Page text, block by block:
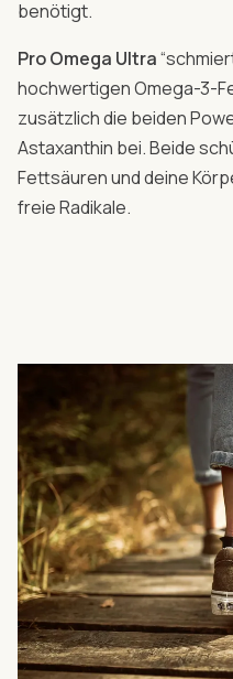
benötigt.
Pro Omega Ultra
hochwertigen Omega-3-
zusätzlich die beiden
Astaxanthin bei. Beide
Fettsäuren und deine
freie Radikale.